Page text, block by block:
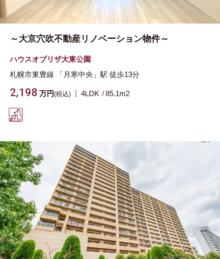
～大京穴吹不動産リノベーション物件～
ハウスオブリザ大東公園
札幌市東豊線
「月寒中央」駅 徒歩13分
2,198 万円(税込) 4LDK 85.1m2